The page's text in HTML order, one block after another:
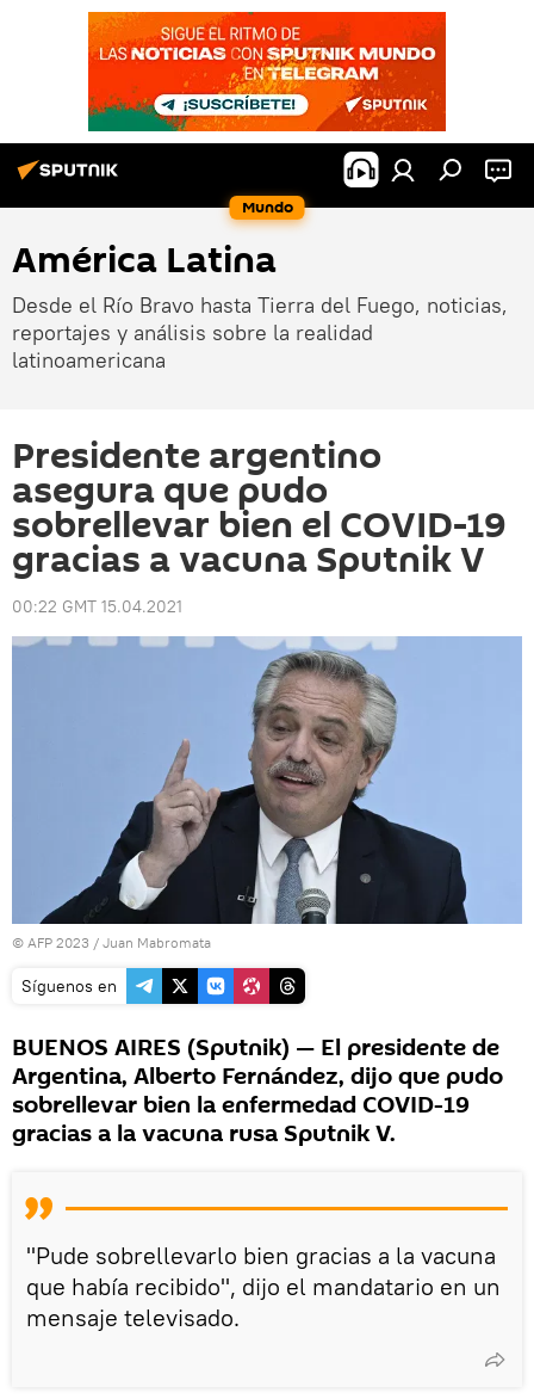
Mundo
América Latina
Desde el Río Bravo hasta Tierra del Fuego, noticias,
reportajes y análisis sobre la realidad
latinoamericana
Presidente argentino
asegura que pudo
sobrellevar bien el COVID-19
gracias a vacuna Sputnik V
00:22 GMT 15.04.2021
© AFP 2023 / Juan Mabromata
Síguenos en
BUENOS AIRES (Sputnik) — El presidente de
Argentina, Alberto Fernández, dijo que pudo
sobrellevar bien la enfermedad COVID-19
gracias a la vacuna rusa Sputnik V.
"Pude sobrellevarlo bien gracias a la vacuna
que había recibido", dijo el mandatario en un
mensaje televisado.